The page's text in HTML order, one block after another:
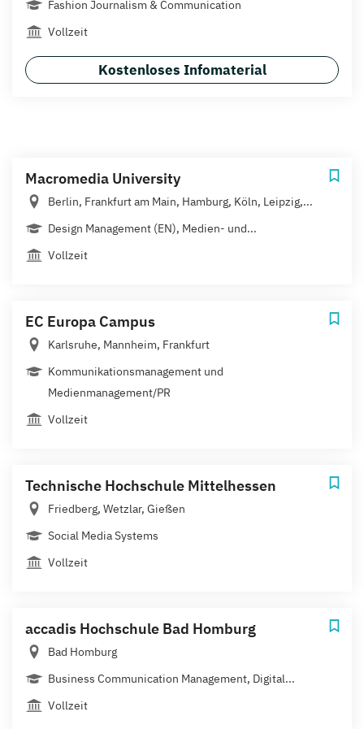
Fashion Journalism & Communication
Vollzeit
Kostenloses Infomaterial
Macromedia University
Berlin, Frankfurt am Main, Hamburg, Köln, Leipzig,...
Design Management (EN), Medien- und...
Vollzeit
EC Europa Campus
Karlsruhe, Mannheim, Frankfurt
Kommunikationsmanagement und
Medienmanagement/PR
Vollzeit
Technische Hochschule Mittelhessen
Friedberg, Wetzlar, Gießen
Social Media Systems
Vollzeit
accadis Hochschule Bad Homburg
Bad Homburg
Business Communication Management, Digital...
Vollzeit